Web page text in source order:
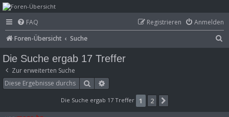
mega-hz - classic
computer &
electronics
FAQ Anmelden
Registrieren
Foren-Übersicht
Suche
Die Suche ergab 17 Treffer
Zur erweiterten Suche
Suche
Die Suche ergab 17 Treffer 1 2